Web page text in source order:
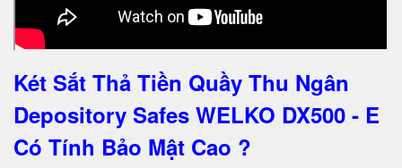
Két Sắt Thả Tiền Quầy Thu Ngân
Depository Safes WELKO DX500 - E
Có Tính Bảo Mật Cao ?